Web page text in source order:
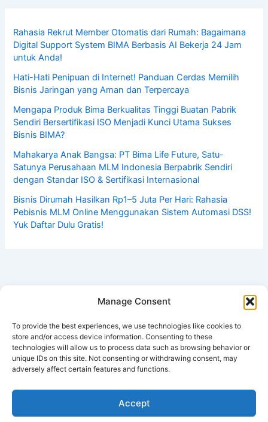
Manage Consent
To provide the best experiences, we use technologies like cookies to
store and/or access device information. Consenting to these
technologies will allow us to process data such as browsing behavior or
unique IDs on this site. Not consenting or withdrawing consent, may
adversely affect certain features and functions.
Accept
Rahasia Rekrut Member Otomatis dari Rumah: Bagaimana
Digital Support System BIMA Berbasis AI Bekerja 24 Jam
untuk Anda!
Hati-Hati Penipuan di Internet! Panduan Cerdas Memilih
Bisnis Jaringan yang Aman dan Terpercaya
Mengapa Produk Bima Berkualitas Tinggi Buatan Pabrik
Sendiri Bersertifikasi ISO Menjadi Kunci Utama Sukses
Bisnis BIMA?
Mahakarya Anak Bangsa: PT Bima Life Future, Satu-
Satunya Perusahaan MLM Indonesia Berpabrik Sendiri
dengan Standar ISO & Sertifikasi Internasional
Bisnis Dirumah Hasilkan Rp1–5 Juta Per Hari: Rahasia
Pebisnis MLM Online Menggunakan Sistem Automasi DSS!
Yuk Daftar Dulu Gratis!
Copyright © 2026 Tabloid Peluang Usaha